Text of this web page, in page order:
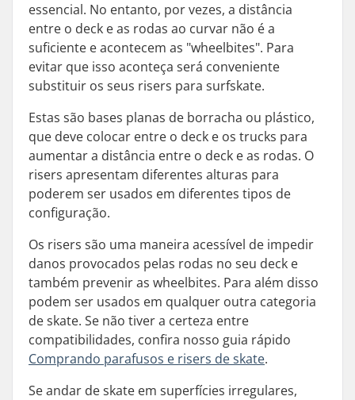
essencial. No entanto, por vezes, a distância
entre o deck e as rodas ao curvar não é a
suficiente e acontecem as "wheelbites". Para
evitar que isso aconteça será conveniente
substituir os seus risers para surfskate.
Estas são bases planas de borracha ou plástico,
que deve colocar entre o deck e os trucks para
aumentar a distância entre o deck e as rodas. O
risers apresentam diferentes alturas para
poderem ser usados em diferentes tipos de
configuração.
Os risers são uma maneira acessível de impedir
danos provocados pelas rodas no seu deck e
também prevenir as wheelbites. Para além disso
podem ser usados em qualquer outra categoria
de skate. Se não tiver a certeza entre
compatibilidades, confira nosso guia rápido
Comprando parafusos e risers de skate.
Se andar de skate em superfícies irregulares,